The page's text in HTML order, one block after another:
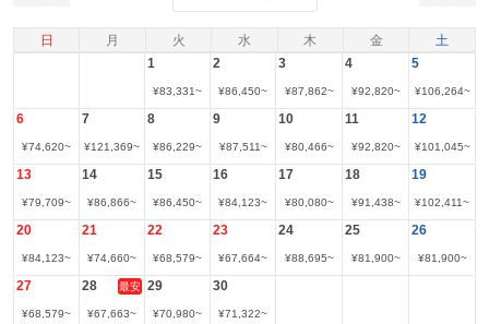
日 月 火 水 木 金 土
1
¥83,331~
2
¥86,450~
3
¥87,862~
4
¥92,820~
5
¥106,264~
6
¥74,620~
7
¥121,369~
8
¥86,229~
9
¥87,511~
10
¥80,466~
11
¥92,820~
12
¥101,045~
13
¥79,709~
14
¥86,866~
15
¥86,450~
16
¥84,123~
17
¥80,080~
18
¥91,438~
19
¥102,411~
20
¥84,123~
21
¥74,660~
22
¥68,579~
23
¥67,664~
24
¥88,695~
25
¥81,900~
26
¥81,900~
27
¥68,579~
28 最安
¥67,663~
29
¥70,980~
30
¥71,322~